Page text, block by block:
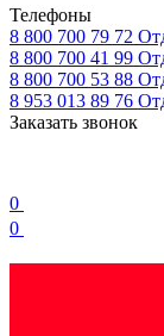
Телефоны
8 800 700 79 72
8 800 700 41 99
8 800 700 53 88
8 953 013 89 76
Заказать звонок
0
0